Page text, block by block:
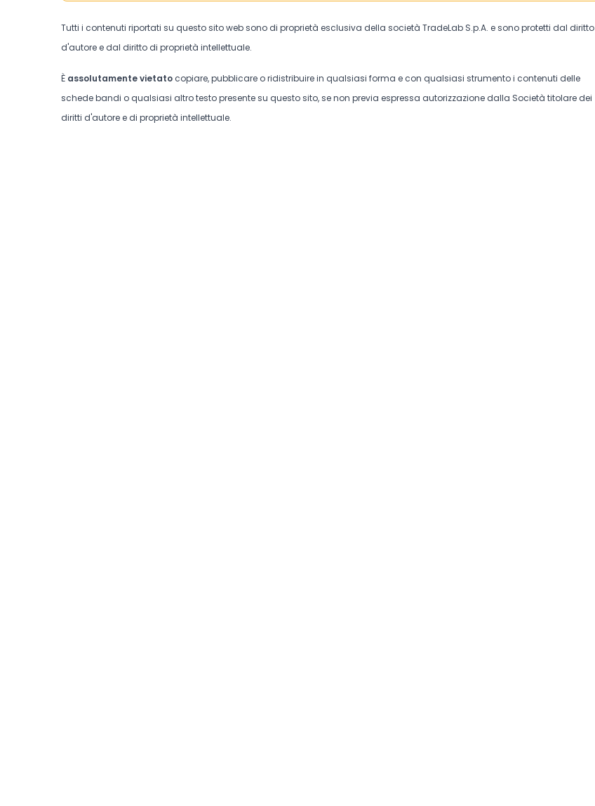
Tutti i contenuti riportati su questo sito web sono di proprietà esclusiva della società TradeLab S.p.A. e sono protetti dal diritto
d'autore e dal diritto di proprietà intellettuale.
È assolutamente vietato copiare, pubblicare o ridistribuire in qualsiasi forma e con qualsiasi strumento i contenuti delle
schede bandi o qualsiasi altro testo presente su questo sito, se non previa espressa autorizzazione dalla Società titolare dei
diritti d'autore e di proprietà intellettuale.